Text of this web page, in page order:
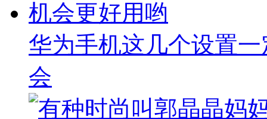
华为手机这几个设置
会